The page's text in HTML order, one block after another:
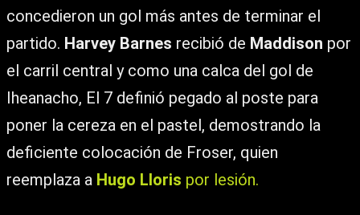
concedieron un gol más antes de terminar el
partido. Harvey Barnes recibió de Maddison por
el carril central y como una calca del gol de
Iheanacho, El 7 definió pegado al poste para
poner la cereza en el pastel, demostrando la
deficiente colocación de Froser, quien
reemplaza a Hugo Lloris por lesión.